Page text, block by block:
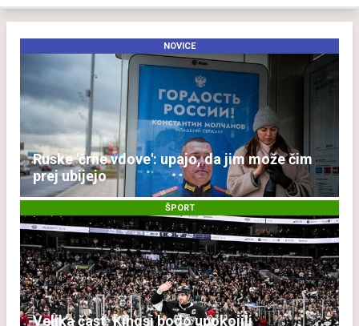
NOVICE
Ruske 'črne vdove': upajo, da jim može čim
prej ubijejo
ŠPORT
Velika čast: Kingsi bodo upokojili